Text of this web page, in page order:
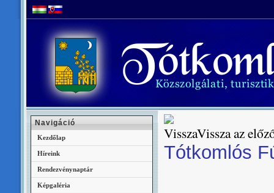
Vissza az
Tótkomlós
Navigáció
Kezdőlap
Híreink
Rendezvénynaptár
Képgaléria